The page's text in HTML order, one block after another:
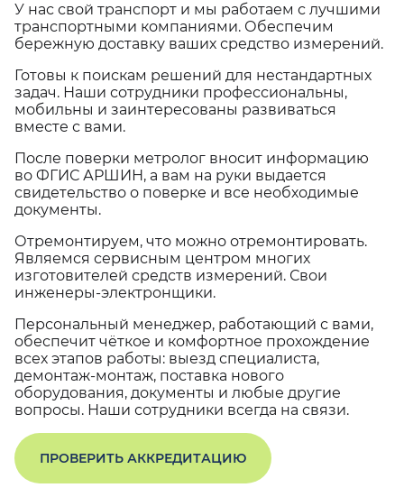
У нас свой транспорт и мы работаем с лучшими
транспортными компаниями. Обеспечим
бережную доставку ваших средство измерений.
Готовы к поискам решений для нестандартных
задач. Наши сотрудники профессиональны,
мобильны и заинтересованы развиваться
вместе с вами.
После поверки метролог вносит информацию
во ФГИС АРШИН, а вам на руки выдается
свидетельство о поверке и все необходимые
документы.
Отремонтируем, что можно отремонтировать.
Являемся сервисным центром многих
изготовителей средств измерений. Свои
инженеры-электронщики.
Персональный менеджер, работающий с вами,
обеспечит чёткое и комфортное прохождение
всех этапов работы: выезд специалиста,
демонтаж-монтаж, поставка нового
оборудования, документы и любые другие
вопросы. Наши сотрудники всегда на связи.
ПРОВЕРИТЬ АККРЕДИТАЦИЮ